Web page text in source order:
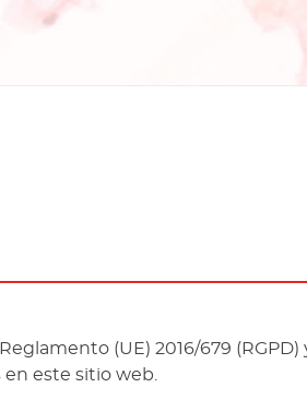
(UE) 2016/679 (RGPD)
este sitio web.